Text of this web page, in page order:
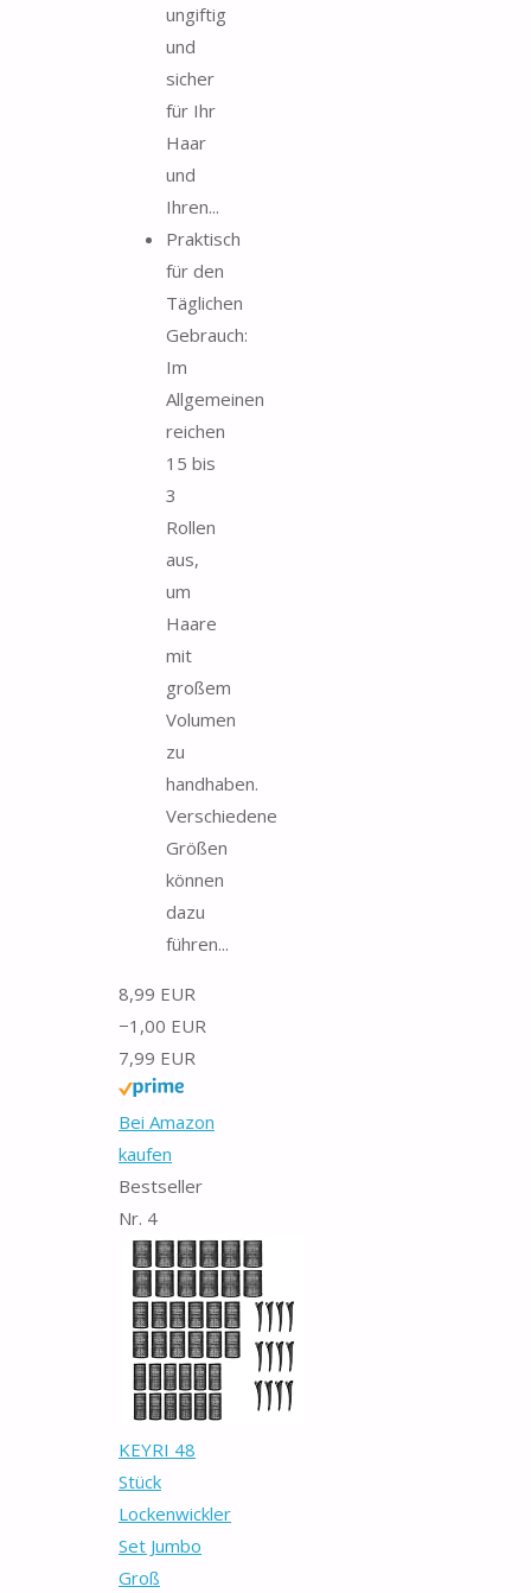
ungiftig
und
sicher
für Ihr
Haar
und
Ihren...
Praktisch
für den
Täglichen
Gebrauch:
Im
Allgemeinen
reichen
15 bis
3
Rollen
aus,
um
Haare
mit
großem
Volumen
zu
handhaben.
Verschiedene
Größen
können
dazu
führen...
8,99 EUR
−1,00 EUR
7,99 EUR
Bei Amazon
kaufen
Bestseller
Nr. 4
KEYRI 48
Stück
Lockenwickler
Set Jumbo
Groß